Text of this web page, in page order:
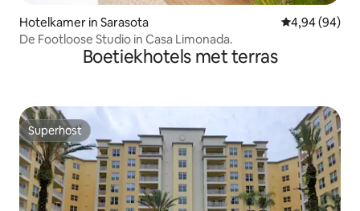
Hotelkamer in Sarasota Gemiddelde
4,94 (94)
De Footloose Studio in Casa Limonada.
Boetiekhotels met terras
Superhost
Superhost